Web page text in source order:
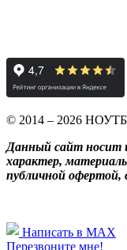
© 2014 – 2026
Данный сайт носит
характер,
публичной
Написать в MAX
Перезвоните мне!